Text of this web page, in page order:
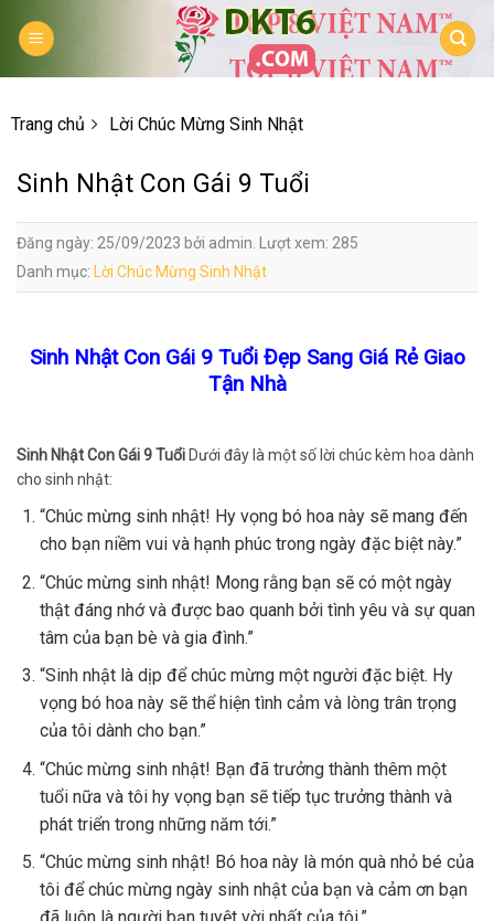
Trang chủ Lời Chúc Mừng Sinh Nhật
Sinh Nhật Con Gái 9 Tuổi
Đăng ngày: 25/09/2023 bởi admin. Lượt xem: 285
Danh mục: Lời Chúc Mừng Sinh Nhật
Sinh Nhật Con Gái 9 Tuổi Đẹp Sang Giá Rẻ Giao
Tận Nhà
Sinh Nhật Con Gái 9 Tuổi Dưới đây là một số lời chúc kèm hoa dành
cho sinh nhật:
“Chúc mừng sinh nhật! Hy vọng bó hoa này sẽ mang đến
cho bạn niềm vui và hạnh phúc trong ngày đặc biệt này.”
“Chúc mừng sinh nhật! Mong rằng bạn sẽ có một ngày
thật đáng nhớ và được bao quanh bởi tình yêu và sự quan
tâm của bạn bè và gia đình.”
“Sinh nhật là dịp để chúc mừng một người đặc biệt. Hy
vọng bó hoa này sẽ thể hiện tình cảm và lòng trân trọng
của tôi dành cho bạn.”
“Chúc mừng sinh nhật! Bạn đã trưởng thành thêm một
tuổi nữa và tôi hy vọng bạn sẽ tiếp tục trưởng thành và
phát triển trong những năm tới.”
“Chúc mừng sinh nhật! Bó hoa này là món quà nhỏ bé của
tôi để chúc mừng ngày sinh nhật của bạn và cảm ơn bạn